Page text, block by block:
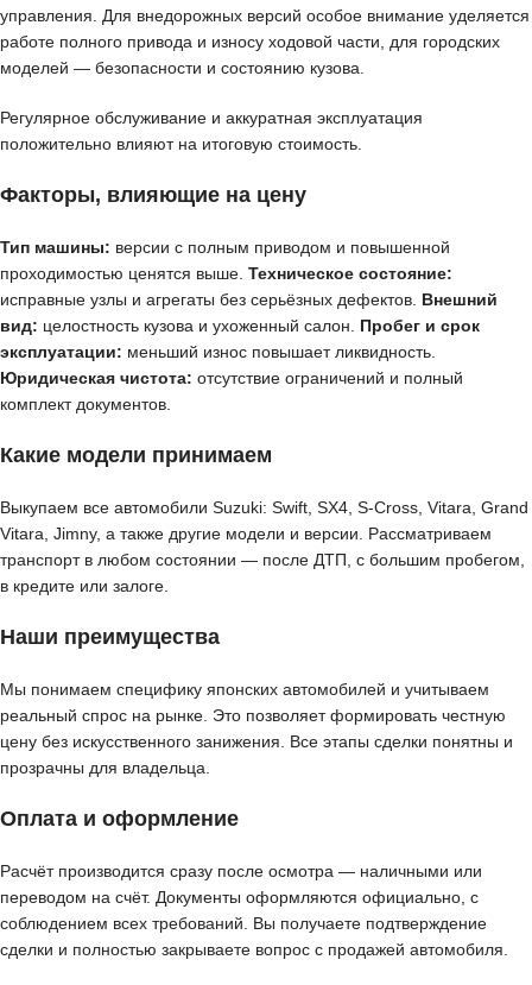
управления. Для внедорожных версий особое внимание уделяется
работе полного привода и износу ходовой части, для городских
моделей — безопасности и состоянию кузова.
Регулярное обслуживание и аккуратная эксплуатация
положительно влияют на итоговую стоимость.
Факторы, влияющие на цену
Тип машины: версии с полным приводом и повышенной
проходимостью ценятся выше. Техническое состояние:
исправные узлы и агрегаты без серьёзных дефектов. Внешний
вид: целостность кузова и ухоженный салон. Пробег и срок
эксплуатации: меньший износ повышает ликвидность.
Юридическая чистота: отсутствие ограничений и полный
комплект документов.
Какие модели принимаем
Выкупаем все автомобили Suzuki: Swift, SX4, S-Cross, Vitara, Grand
Vitara, Jimny, а также другие модели и версии. Рассматриваем
транспорт в любом состоянии — после ДТП, с большим пробегом,
в кредите или залоге.
Наши преимущества
Мы понимаем специфику японских автомобилей и учитываем
реальный спрос на рынке. Это позволяет формировать честную
цену без искусственного занижения. Все этапы сделки понятны и
прозрачны для владельца.
Оплата и оформление
Расчёт производится сразу после осмотра — наличными или
переводом на счёт. Документы оформляются официально, с
соблюдением всех требований. Вы получаете подтверждение
сделки и полностью закрываете вопрос с продажей автомобиля.